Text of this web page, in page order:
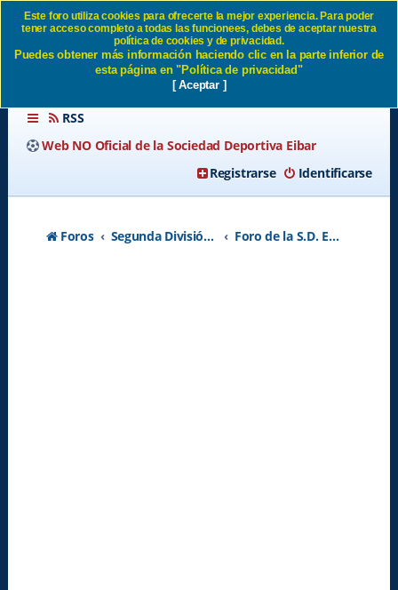
Plantilla 2021/2022 - Página
11 SD Eibar
RSS
Web NO Oficial de la Sociedad Deportiva Eibar
Identificarse
Registrarse
Foros Segunda División A - Temporada 2026-2027 Foro de la S.D. Eibar
Este foro utiliza cookies para ofrecerte la mejor experiencia. Para poder
tener acceso completo a todas las funcionees, debes de aceptar nuestra
política de cookies y de privacidad.
Puedes obtener más información haciendo clic en la parte inferior de
esta página en "Política de privacidad"
[ Aceptar ]